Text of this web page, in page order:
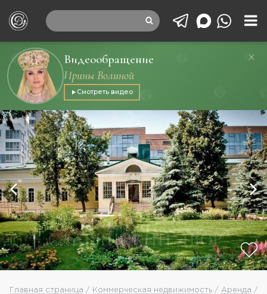
Видеообращение
Ирины Волиной
Смотреть видео
Главная страница / Коммерческая недвижимость/ Аренда /